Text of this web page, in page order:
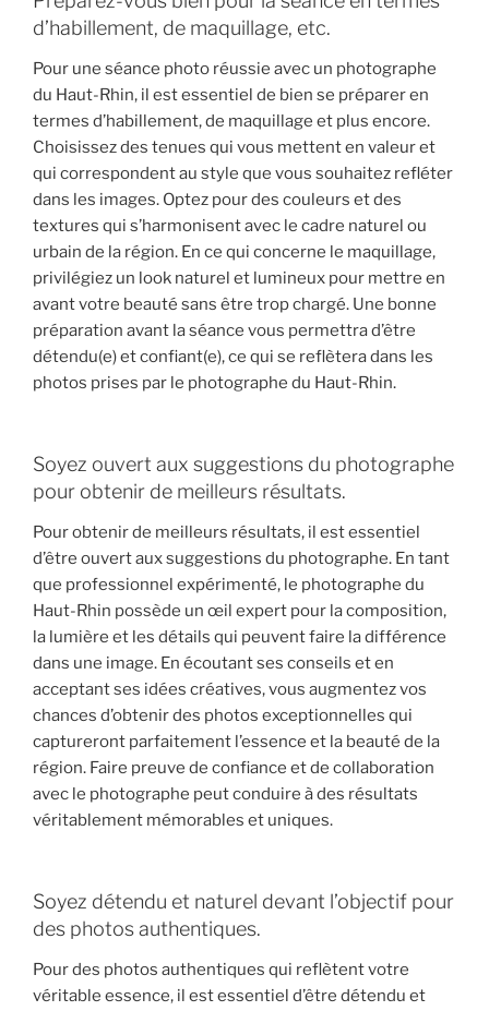
d’habillement, de maquillage, etc.
Pour une séance photo réussie avec un photographe
du Haut-Rhin, il est essentiel de bien se préparer en
termes d’habillement, de maquillage et plus encore.
Choisissez des tenues qui vous mettent en valeur et
qui correspondent au style que vous souhaitez refléter
dans les images. Optez pour des couleurs et des
textures qui s’harmonisent avec le cadre naturel ou
urbain de la région. En ce qui concerne le maquillage,
privilégiez un look naturel et lumineux pour mettre en
avant votre beauté sans être trop chargé. Une bonne
préparation avant la séance vous permettra d’être
détendu(e) et confiant(e), ce qui se reflètera dans les
photos prises par le photographe du Haut-Rhin.
Soyez ouvert aux suggestions du photographe
pour obtenir de meilleurs résultats.
Pour obtenir de meilleurs résultats, il est essentiel
d’être ouvert aux suggestions du photographe. En tant
que professionnel expérimenté, le photographe du
Haut-Rhin possède un œil expert pour la composition,
la lumière et les détails qui peuvent faire la différence
dans une image. En écoutant ses conseils et en
acceptant ses idées créatives, vous augmentez vos
chances d’obtenir des photos exceptionnelles qui
captureront parfaitement l’essence et la beauté de la
région. Faire preuve de confiance et de collaboration
avec le photographe peut conduire à des résultats
véritablement mémorables et uniques.
Soyez détendu et naturel devant l’objectif pour
des photos authentiques.
Pour des photos authentiques qui reflètent votre
véritable essence, il est essentiel d’être détendu et